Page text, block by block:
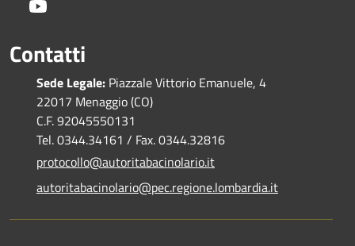
Contatti
Sede Legale: Piazzale Vittorio Emanuele, 4
22017 Menaggio (CO)
C.F. 92045550131
Tel. 0344.34161 / Fax. 0344.32816
protocollo@autoritabacinolario.it
autoritabacinolario@pec.regione.lombardia.it